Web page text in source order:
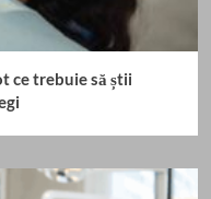
ce trebuie să știi